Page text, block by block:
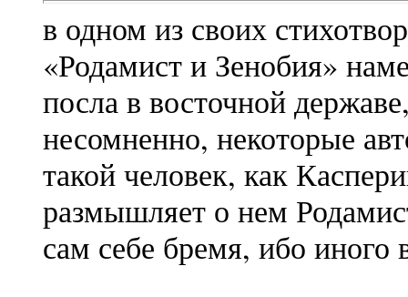
в одном из своих
«Родамист и Зенобия»
посла в восточной
несомненно, некоторые
такой человек, как
размышляет о нем
сам себе бремя, ибо иного